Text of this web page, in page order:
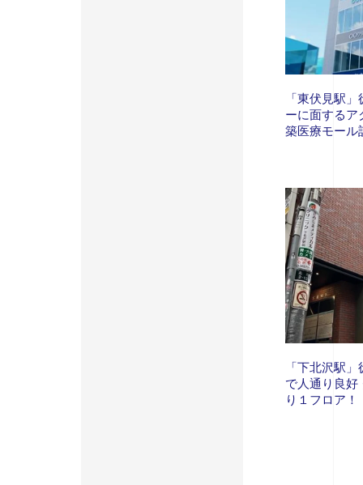
「東伏見駅
ーに面するア
築医療モール
「下北沢駅
で人通り良好
り１フロア！